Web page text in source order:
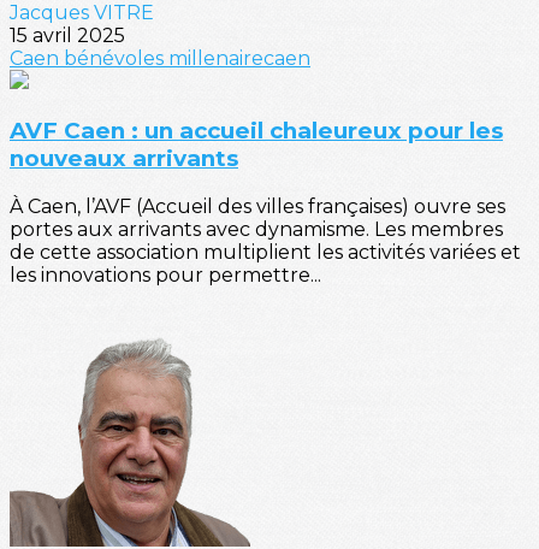
Jacques VITRE
15 avril 2025
Caen bénévoles millenairecaen
AVF Caen : un accueil chaleureux pour les
nouveaux arrivants
À Caen, l’AVF (Accueil des villes françaises) ouvre ses
portes aux arrivants avec dynamisme. Les membres
de cette association multiplient les activités variées et
les innovations pour permettre...